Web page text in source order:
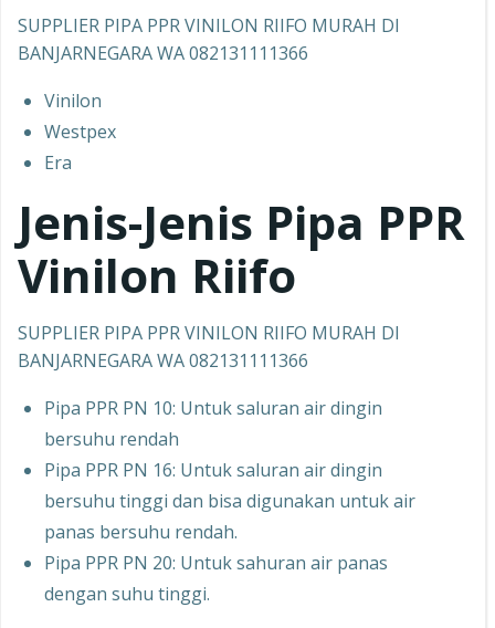
SUPPLIER PIPA PPR VINILON RIIFO MURAH DI
BANJARNEGARA WA 082131111366
Vinilon
Westpex
Era
Jenis-Jenis Pipa PPR
Vinilon Riifo
SUPPLIER PIPA PPR VINILON RIIFO MURAH DI
BANJARNEGARA WA 082131111366
Pipa PPR PN 10: Untuk saluran air dingin
bersuhu rendah
Pipa PPR PN 16: Untuk saluran air dingin
bersuhu tinggi dan bisa digunakan untuk air
panas bersuhu rendah.
Pipa PPR PN 20: Untuk sahuran air panas
dengan suhu tinggi.